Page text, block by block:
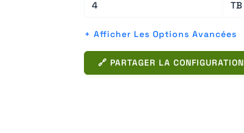
+ Afficher Les Options Avancées
🔗 PARTAGER LA CONFIGURATION